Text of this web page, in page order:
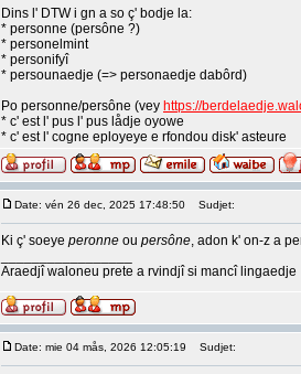
Dins l' DTW i gn a so ç' bodje la:
* personne (persône ?)
* personelmint
* personifyî
* persounaedje (=> personaedje dabôrd)
Po personne/persône (vey https://
* c' est l' pus l' pus lådje oyowe
* c' est l' cogne eployeye e rfondou disk' asteure
Date: vén 26 dec, 2025 17:48:50 Sudjet:
Ki ç' soeye peronne ou persône, adon k' on-z a
Araedjî waloneu prete a rvindjî si mancî lingaedje
Date: mie 04 mås, 2026 12:05:19 Sudjet: